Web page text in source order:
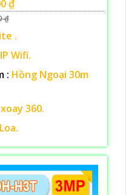
₫
₫
.
IP Wifi.
: Hồng Ngoại 30m
360.